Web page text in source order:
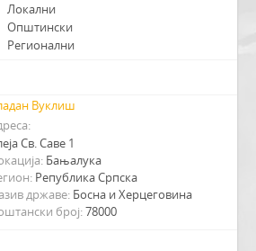
Локални
Општински
Регионални
Вуклиш
Св. Саве 1
Бањалука
Република Српска
државе Босна и Херцеговина
број 78000